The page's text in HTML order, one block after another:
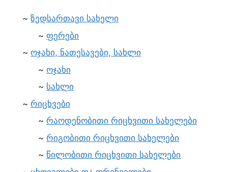
ზედსართავი სახელი
ფერები
ოჯახი, ნათესავები, სახლი
ოჯახი
სახლი
რიცხვები
რაოდენობითი რიცხვითი სახელები
რიგობითი რიცხვითი სახელები
წილობითი რიცხვითი სახელები